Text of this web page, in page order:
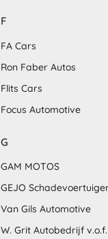
F
FA Cars
Ron Faber Autos
Flits Cars
Focus Automotive
G
GAM MOTOS
GEJO
Van Gils Automotive
W. Grit Autobedrijf v.o.f.